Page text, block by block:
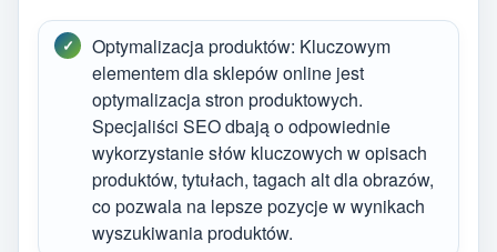
Optymalizacja produktów: Kluczowym
elementem dla sklepów online jest
optymalizacja stron produktowych.
Specjaliści SEO dbają o odpowiednie
wykorzystanie słów kluczowych w opisach
produktów, tytułach, tagach alt dla obrazów,
co pozwala na lepsze pozycje w wynikach
wyszukiwania produktów.